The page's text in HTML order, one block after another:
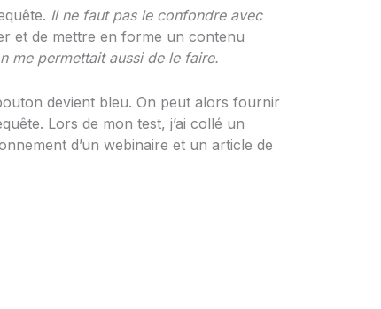
Il ne faut pas le confondre avec
et de mettre en forme un contenu
me permettait aussi de le faire.
devient bleu. On peut alors fournir
Lors de mon test, j’ai collé un
d’un webinaire et un article de